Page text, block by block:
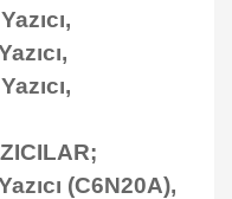
(C6N20A),